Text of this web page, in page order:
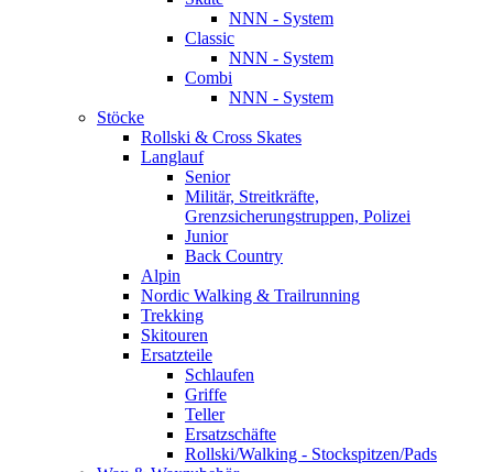
NNN - System
Classic
NNN - System
Combi
NNN - System
Stöcke
Rollski & Cross Skates
Langlauf
Senior
Militär, Streitkräfte,
Grenzsicherungstruppen, Polizei
Junior
Back Country
Alpin
Nordic Walking & Trailrunning
Trekking
Skitouren
Ersatzteile
Schlaufen
Griffe
Teller
Ersatzschäfte
Rollski/Walking - Stockspitzen/Pads